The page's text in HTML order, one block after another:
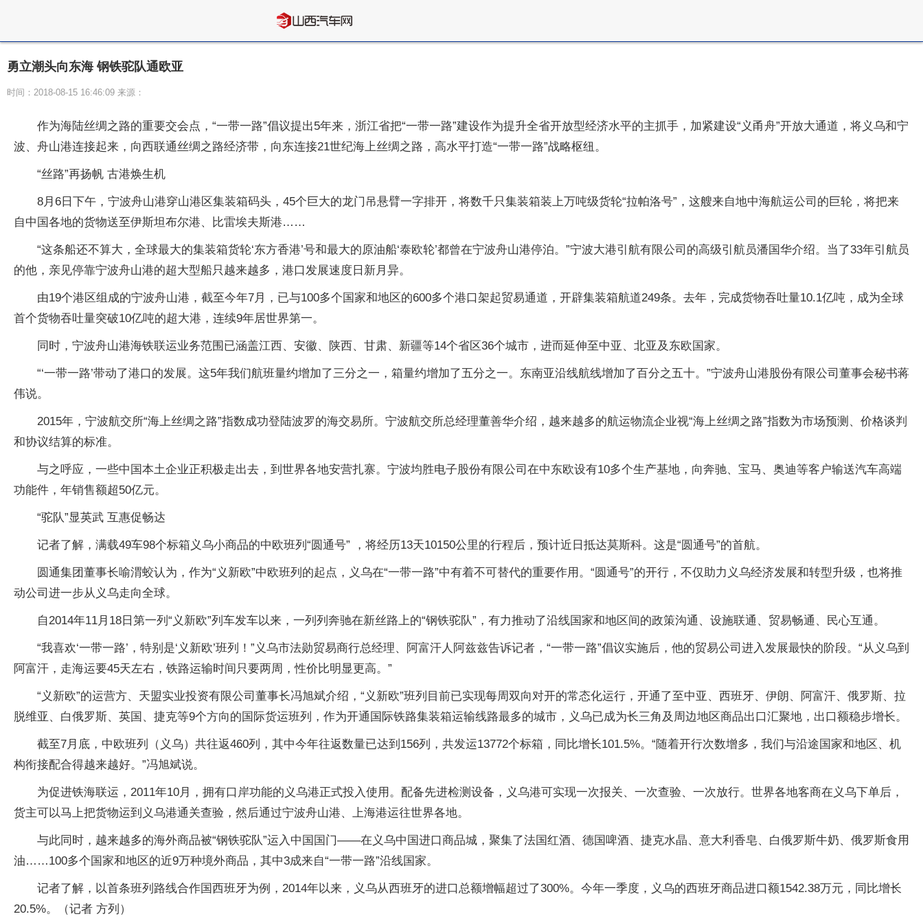
勇立潮头向东海 钢铁驼队通欧亚
时间：2018-08-15 16:46:09 来源：
作为海陆丝绸之路的重要交会点，“一带一路”倡议提出5年来，浙江省把“一带一路”建设作为提升全省开放型经济水平的主抓手，加紧建设“义甬舟”开放大通道，将义乌和宁
波、舟山港连接起来，向西联通丝绸之路经济带，向东连接21世纪海上丝绸之路，高水平打造“一带一路”战略枢纽。
“丝路”再扬帆 古港焕生机
8月6日下午，宁波舟山港穿山港区集装箱码头，45个巨大的龙门吊悬臂一字排开，将数千只集装箱装上万吨级货轮“拉帕洛号”，这艘来自地中海航运公司的巨轮，将把来
自中国各地的货物送至伊斯坦布尔港、比雷埃夫斯港……
“这条船还不算大，全球最大的集装箱货轮‘东方香港’号和最大的原油船‘泰欧轮’都曾在宁波舟山港停泊。”宁波大港引航有限公司的高级引航员潘国华介绍。当了33年引航员
的他，亲见停靠宁波舟山港的超大型船只越来越多，港口发展速度日新月异。
由19个港区组成的宁波舟山港，截至今年7月，已与100多个国家和地区的600多个港口架起贸易通道，开辟集装箱航道249条。去年，完成货物吞吐量10.1亿吨，成为全球
首个货物吞吐量突破10亿吨的超大港，连续9年居世界第一。
同时，宁波舟山港海铁联运业务范围已涵盖江西、安徽、陕西、甘肃、新疆等14个省区36个城市，进而延伸至中亚、北亚及东欧国家。
“‘一带一路’带动了港口的发展。这5年我们航班量约增加了三分之一，箱量约增加了五分之一。东南亚沿线航线增加了百分之五十。”宁波舟山港股份有限公司董事会秘书蒋
伟说。
2015年，宁波航交所“海上丝绸之路”指数成功登陆波罗的海交易所。宁波航交所总经理董善华介绍，越来越多的航运物流企业视“海上丝绸之路”指数为市场预测、价格谈判
和协议结算的标准。
与之呼应，一些中国本土企业正积极走出去，到世界各地安营扎寨。宁波均胜电子股份有限公司在中东欧设有10多个生产基地，向奔驰、宝马、奥迪等客户输送汽车高端
功能件，年销售额超50亿元。
“驼队”显英武 互惠促畅达
记者了解，满载49车98个标箱义乌小商品的中欧班列“圆通号” ，将经历13天10150公里的行程后，预计近日抵达莫斯科。这是“圆通号”的首航。
圆通集团董事长喻渭蛟认为，作为“义新欧”中欧班列的起点，义乌在“一带一路”中有着不可替代的重要作用。“圆通号”的开行，不仅助力义乌经济发展和转型升级，也将推
动公司进一步从义乌走向全球。
自2014年11月18日第一列“义新欧”列车发车以来，一列列奔驰在新丝路上的“钢铁驼队”，有力推动了沿线国家和地区间的政策沟通、设施联通、贸易畅通、民心互通。
“我喜欢‘一带一路’，特别是‘义新欧’班列！”义乌市法勋贸易商行总经理、阿富汗人阿兹兹告诉记者，“一带一路”倡议实施后，他的贸易公司进入发展最快的阶段。“从义乌到
阿富汗，走海运要45天左右，铁路运输时间只要两周，性价比明显更高。”
“义新欧”的运营方、天盟实业投资有限公司董事长冯旭斌介绍，“义新欧”班列目前已实现每周双向对开的常态化运行，开通了至中亚、西班牙、伊朗、阿富汗、俄罗斯、拉
脱维亚、白俄罗斯、英国、捷克等9个方向的国际货运班列，作为开通国际铁路集装箱运输线路最多的城市，义乌已成为长三角及周边地区商品出口汇聚地，出口额稳步增长。
截至7月底，中欧班列（义乌）共往返460列，其中今年往返数量已达到156列，共发运13772个标箱，同比增长101.5%。“随着开行次数增多，我们与沿途国家和地区、机
构衔接配合得越来越好。”冯旭斌说。
为促进铁海联运，2011年10月，拥有口岸功能的义乌港正式投入使用。配备先进检测设备，义乌港可实现一次报关、一次查验、一次放行。世界各地客商在义乌下单后，
货主可以马上把货物运到义乌港通关查验，然后通过宁波舟山港、上海港运往世界各地。
与此同时，越来越多的海外商品被“钢铁驼队”运入中国国门——在义乌中国进口商品城，聚集了法国红酒、德国啤酒、捷克水晶、意大利香皂、白俄罗斯牛奶、俄罗斯食用
油……100多个国家和地区的近9万种境外商品，其中3成来自“一带一路”沿线国家。
记者了解，以首条班列路线合作国西班牙为例，2014年以来，义乌从西班牙的进口总额增幅超过了300%。今年一季度，义乌的西班牙商品进口额1542.38万元，同比增长
20.5%。（记者 方列）